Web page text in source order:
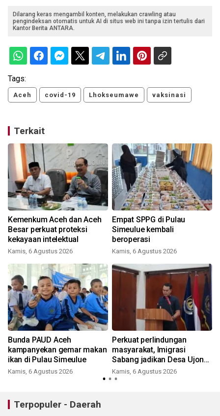
Dilarang keras mengambil konten, melakukan crawling atau
pengindeksan otomatis untuk AI di situs web ini tanpa izin tertulis dari
Kantor Berita ANTARA.
Tags:
Aceh covid-19 Lhokseumawe vaksinasi
Terkait
Kemenkum Aceh dan Aceh
Besar perkuat proteksi
kekayaan intelektual
Kamis, 6 Agustus 2026
Empat SPPG di Pulau
Simeulue kembali
beroperasi
Kamis, 6 Agustus 2026
Bunda PAUD Aceh
kampanyekan gemar makan
ikan di Pulau Simeulue
Kamis, 6 Agustus 2026
Perkuat perlindungan
masyarakat, Imigrasi
Sabang jadikan Desa Ujong
Kareung sebagai binaan
Kamis, 6 Agustus 2026
Terpopuler - Daerah